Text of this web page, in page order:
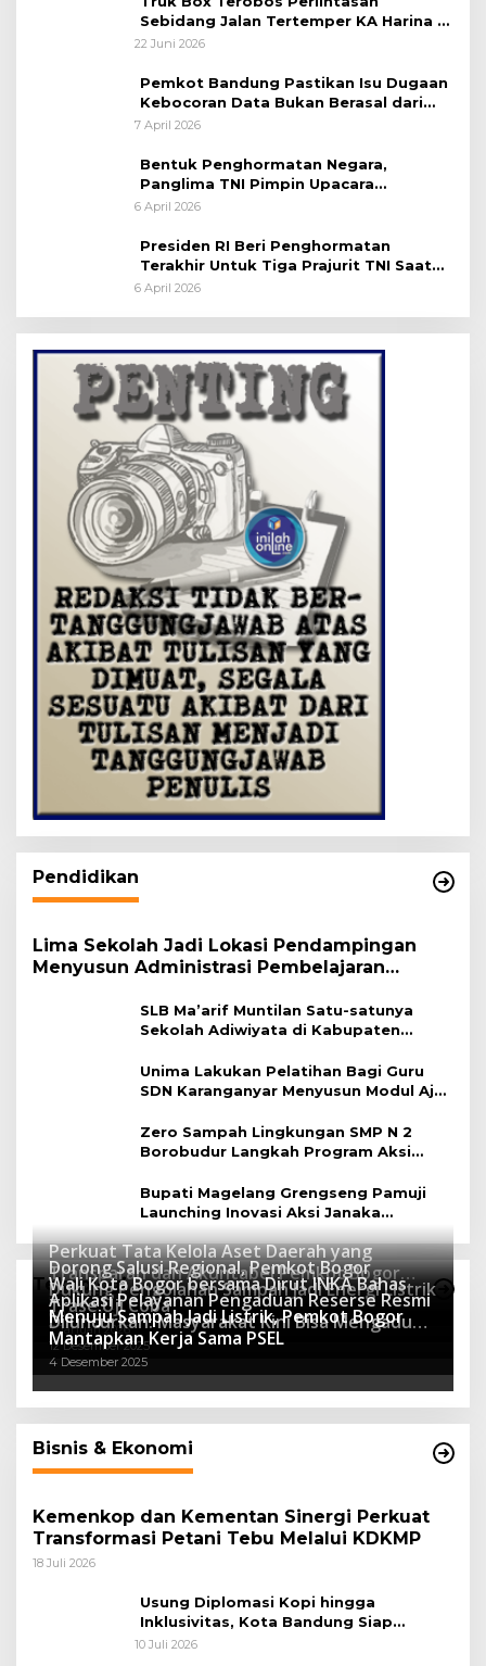
Sebidang Jalan Tertemper KA Harina di
Jalan Stasiun Poncol-Jrakah Semarang
22 Juni 2026
Pemkot Bandung Pastikan Isu Dugaan
Kebocoran Data Bukan Berasal dari
Server Disdukcapil
7 April 2026
Bentuk Penghormatan Negara,
Panglima TNI Pimpin Upacara
Pemakaman Militer
6 April 2026
Presiden RI Beri Penghormatan
Terakhir Untuk Tiga Prajurit TNI Saat
Persemayaman di Bandara Soekarno-
6 April 2026
Pendidikan
Lima Sekolah Jadi Lokasi Pendampingan
Menyusun Administrasi Pembelajaran
SLB Ma’arif Muntilan Satu-satunya
Sekolah Adiwiyata di Kabupaten
Unima Lakukan Pelatihan Bagi Guru
SDN Karanganyar Menyusun Modul Ajar
Zero Sampah Lingkungan SMP N 2
Borobudur Langkah Program Aksi
Bupati Magelang Grengseng Pamuji
Launching Inovasi Aksi Janaka
Program Sekolah Adiwiyata
Teknologi
Perkuat Tata Kelola Aset Daerah yang
Transparan dan Akuntabel Pemkot Bogor
Luncurkan SIMASDA
8 Juli 2026
Dorong Salusi Regional, Pemkot Bogor
Dukung Pengolahan Sampah Jadi Energi Listrik
8 April 2026
Wali Kota Bogor bersama Dirut INKA Bahas
Trase Uji Coba
7 Januari 2026
Aplikasi Pelayanan Pengaduan Reserse Resmi
Diluncurkan: Masyarakat Kini Bisa Mengadu
Lebih Cepat, Mudah, dan Terintegrasi
12 Desember 2025
Menuju Sampah Jadi Listrik, Pemkot Bogor
Mantapkan Kerja Sama PSEL
4 Desember 2025
Bisnis & Ekonomi
Kemenkop dan Kementan Sinergi Perkuat
Transformasi Petani Tebu Melalui KDKMP
18 Juli 2026
Usung Diplomasi Kopi hingga
Inklusivitas, Kota Bandung Siap
Sambut 25 Duta Besar di Festival Asia
10 Juli 2026